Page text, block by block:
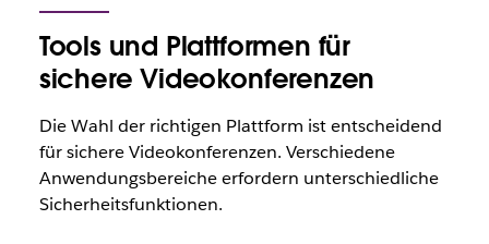
Tools und Plattformen für
sichere Videokonferenzen
Die Wahl der richtigen Plattform ist entscheidend
für sichere Videokonferenzen. Verschiedene
Anwendungsbereiche erfordern unterschiedliche
Sicherheitsfunktionen.